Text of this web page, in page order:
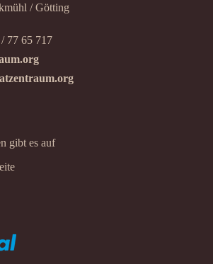
/ Götting
77 65 717
gibt es auf